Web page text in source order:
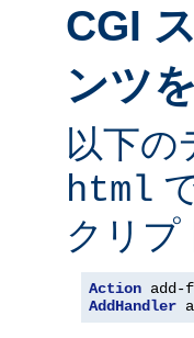
CGI
ンツ
以下
html
クリプ
Action add-
AddHandler